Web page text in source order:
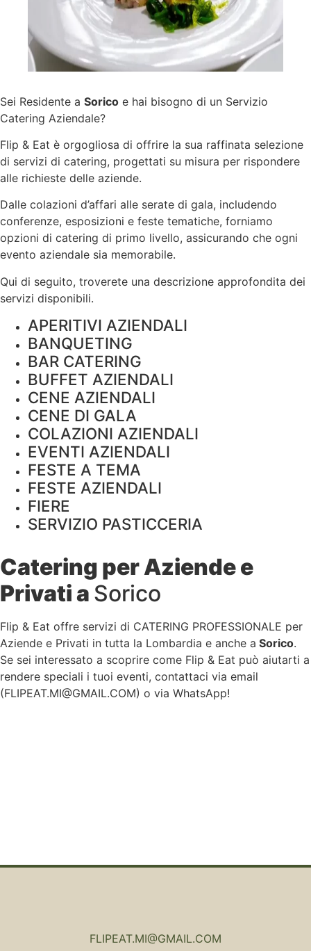
Sei Residente a Sorico e hai bisogno di un Servizio
Catering Aziendale?
Flip & Eat è orgogliosa di offrire la sua raffinata selezione
di servizi di catering, progettati su misura per rispondere
alle richieste delle aziende.
Dalle colazioni d’affari alle serate di gala, includendo
conferenze, esposizioni e feste tematiche, forniamo
opzioni di catering di primo livello, assicurando che ogni
evento aziendale sia memorabile.
Qui di seguito, troverete una descrizione approfondita dei
servizi disponibili.
APERITIVI AZIENDALI
BANQUETING
BAR CATERING
BUFFET AZIENDALI
CENE AZIENDALI
CENE DI GALA
COLAZIONI AZIENDALI
EVENTI AZIENDALI
FESTE A TEMA
FESTE AZIENDALI
FIERE
SERVIZIO PASTICCERIA
Catering per Aziende e
Privati a Sorico
Flip & Eat offre servizi di CATERING PROFESSIONALE per
Aziende e Privati in tutta la Lombardia e anche a Sorico.
Se sei interessato a scoprire come Flip & Eat può aiutarti a
rendere speciali i tuoi eventi, contattaci via email
(FLIPEAT.MI@GMAIL.COM) o via WhatsApp!
FLIPEAT.MI@GMAIL.COM